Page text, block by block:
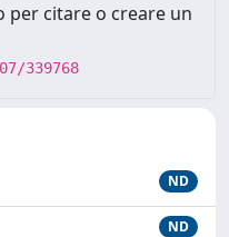
per citare o creare un
339768
ND
ND